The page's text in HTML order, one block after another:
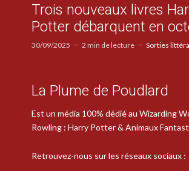
Trois nouveaux livres
Potter débarquent en
30/09/2025 2 min de lecture Sorties
La Plume de Poudlard
Est un média 100% dédié au Wizarding
Rowling : Harry Potter & Animaux
Retrouvez-nous sur les réseaux sociaux :